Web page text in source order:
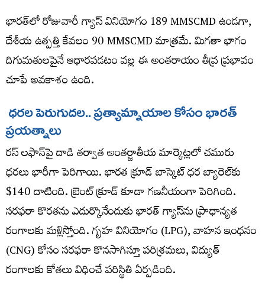
భారత్‌లో రోజువారీ గ్యాస్ వినియోగం 189 MMSCMD ఉండగా,
దేశీయ ఉత్పత్తి కేవలం 90 MMSCMD మాత్రమే. మిగతా భాగం
దిగుమతులపైనే ఆధారపడటం వల్ల ఈ అంతరాయం తీవ్ర ప్రభావం
చూపే అవకాశం ఉంది.
ధరలపెరుగుదల.. ప్రత్యామ్నాయాలకోసం భారత్
ప్రయత్నాలు
రస్ లఫాన్‌పై దాడి తర్వాత అంతర్జాతీయ మార్కెట్లలో చమురు
ధరలు భారీగా పెరిగాయి. భారత క్రూడ్ బాస్కెట్ ధర బ్యారెల్‌కు
$140 దాటింది. బ్రెంట్ క్రూడ్ కూడా గణనీయంగా పెరిగింది.
సరఫరా కొరతను ఎదుర్కొనేందుకు భారత్ గ్యాస్‌ను ప్రాధాన్యత
రంగాలకు మళ్లిస్తోంది. గృహ వినియోగం (LPG), వాహన ఇంధనం
(CNG) కోసం సరఫరా కొనసాగిస్తూ పరిశ్రమలు, విద్యుత్
రంగాలకు కోతలు విధించే పరిస్థితి ఏర్పడింది.